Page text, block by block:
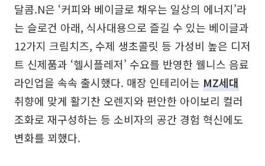
달콤.N은 ‘커피와 베이글로 채우는 일상의 에너지’라
는 슬로건 아래, 식사대용으로 즐길 수 있는 베이글과
12가지 크림치즈, 수제 생초콜릿 등 가성비 높은 디저
트 신제품과 ‘헬시플레저’ 수요를 반영한 웰니스 음료
라인업을 속속 출시했다. 매장 인테리어는 MZ세대
취향에 맞게 활기찬 오렌지와 편안한 아이보리 컬러
조화로 재구성하는 등 소비자의 공간 경험 혁신에도
변화를 꾀했다.